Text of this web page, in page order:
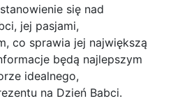
się nad
jej pasjami,
co sprawia jej największą
będą najlepszym
idealnego,
na Dzień Babci.